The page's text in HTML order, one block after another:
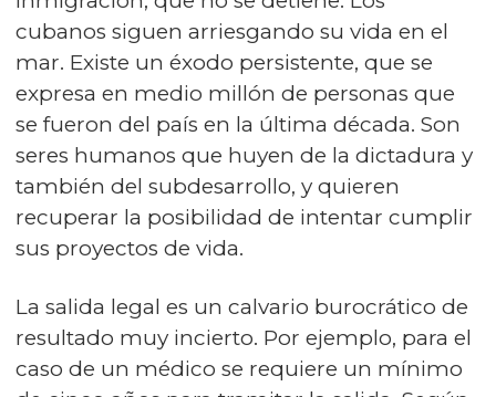
cubanos siguen arriesgando su vida en el
mar. Existe un éxodo persistente, que se
expresa en medio millón de personas que
se fueron del país en la última década. Son
seres humanos que huyen de la dictadura y
también del subdesarrollo, y quieren
recuperar la posibilidad de intentar cumplir
sus proyectos de vida.
La salida legal es un calvario burocrático de
resultado muy incierto. Por ejemplo, para el
caso de un médico se requiere un mínimo